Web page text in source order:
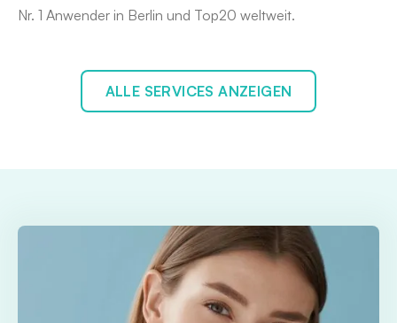
Nr. 1 Anwender in Berlin und Top20 weltweit.
ALLE SERVICES ANZEIGEN